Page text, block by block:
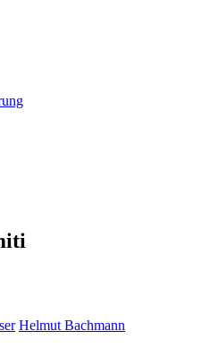
Helmut Bachmann